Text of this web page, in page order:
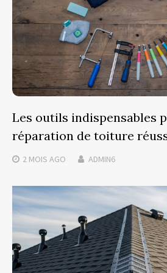
Les outils indispensables
réparation de toiture
2 MOIS AGO ADMIN6